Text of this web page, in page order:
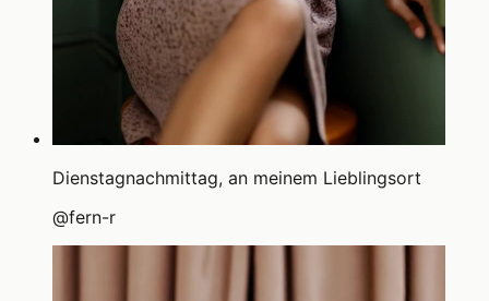
Dienstagnachmittag, an meinem Lieblingsort
@fern-r